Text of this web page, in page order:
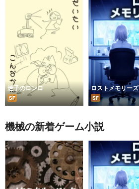
迷子のロンロ
SF
ロストメモリーズ
SF
機械の新着ゲーム小説